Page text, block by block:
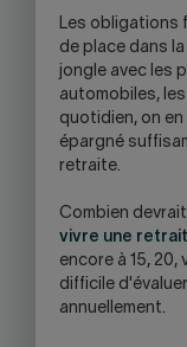
Les obligations
de place dans
jongle avec les
automobiles,
quotidien, on en
épargné
retraite.
Combien
vivre une
encore à 15,
difficile
annuellement.